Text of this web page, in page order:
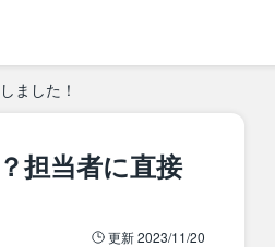
ました！
担当者に直接
更新2023/11/20